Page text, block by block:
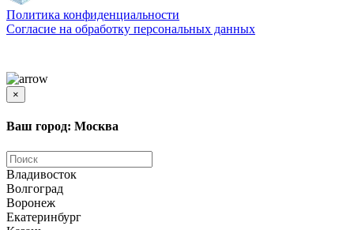
Политика конфиденциальности
Согласиe на обработку персональных данных
×
Ваш город: Москва
Владивосток
Волгоград
Воронеж
Екатеринбург